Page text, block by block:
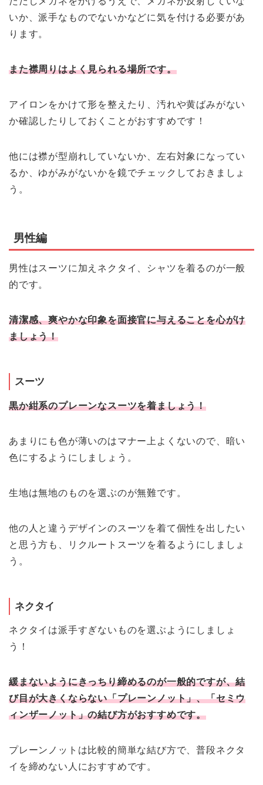
いか、派手なものでないかなどに気を付ける必要があ
ります。
また襟周りはよく見られる場所です。
アイロンをかけて形を整えたり、汚れや黄ばみがない
か確認したりしておくことがおすすめです！
他には襟が型崩れしていないか、左右対象になってい
るか、ゆがみがないかを鏡でチェックしておきましょ
う。
男性編
男性はスーツに加えネクタイ、シャツを着るのが一般
的です。
清潔感、爽やかな印象を面接官に与えることを心がけ
ましょう！
スーツ
黒か紺系のプレーンなスーツを着ましょう！
あまりにも色が薄いのはマナー上よくないので、暗い
色にするようにしましょう。
生地は無地のものを選ぶのが無難です。
他の人と違うデザインのスーツを着て個性を出したい
と思う方も、リクルートスーツを着るようにしましょ
う。
ネクタイ
ネクタイは派手すぎないものを選ぶようにしましょ
う！
緩まないようにきっちり締めるのが一般的ですが、結
び目が大きくならない「プレーンノット」、「セミウ
ィンザーノット」の結び方がおすすめです。
プレーンノットは比較的簡単な結び方で、普段ネクタ
イを締めない人におすすめです。